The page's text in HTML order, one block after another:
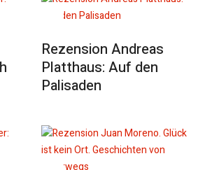
Rezension Andreas
Platthaus: Auf den
Palisaden